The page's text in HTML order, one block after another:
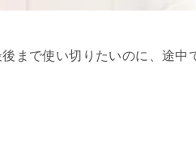
まで使い切りたいのに、途中